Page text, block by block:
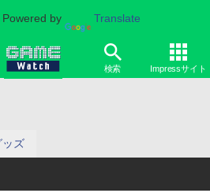
Powered by Translate
検索 Impressサイト
ッズ